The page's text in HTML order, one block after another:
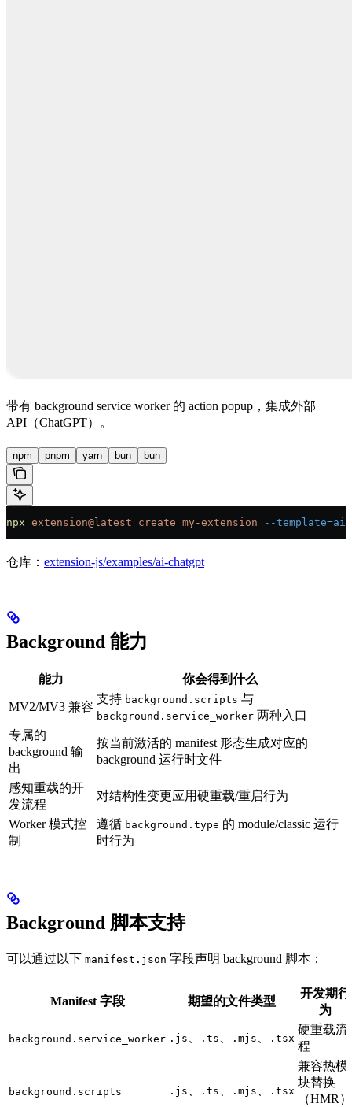
带有 background service worker 的 action popup，集成外部
API（ChatGPT）。
npm pnpm yarn bun bun
npx extension@latest create my-extension --
仓库： extension-js/examples/ai-chatgpt
Background 能力
能力 你会得到什么
MV2/MV3 兼容
支持 background.scripts 与
background.service_worker 两种入口
专属的
background 输
出
按当前激活的 manifest 形态生成对应的
background 运行时文件
感知重载的开
发流程
对结构性变更应用硬重载/重启行为
Worker 模式控
制
遵循 background.type 的 module/classic 运行
时行为
Background 脚本支持
可以通过以下 manifest.json 字段声明 background 脚本：
Manifest 字段 期望的文件类型
开发期行
为
background.service_worker .js .ts .mjs .tsx
硬重载流
程
background.scripts .js .ts .mjs .tsx
兼容热模
块替换
（HMR）